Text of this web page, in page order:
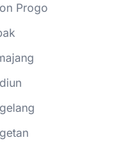
Progo